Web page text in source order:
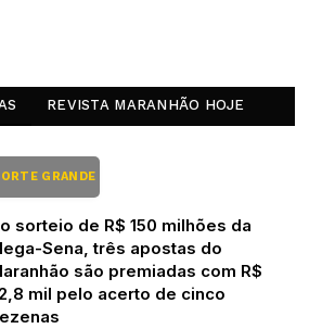
REVISTA MARANHÃO HOJE
GRANDE
sorteio de R$ 150 milhões da
Sena, três apostas do
são premiadas com R$
mil pelo acerto de cinco